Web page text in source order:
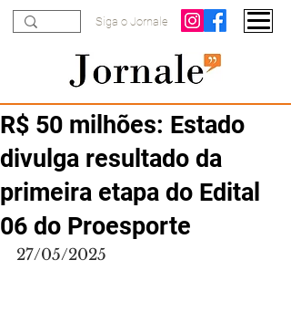
Siga o Jornale
R$ 50 milhões: Estado
divulga resultado da
primeira etapa do Edital
06 do Proesporte
27/05/2025